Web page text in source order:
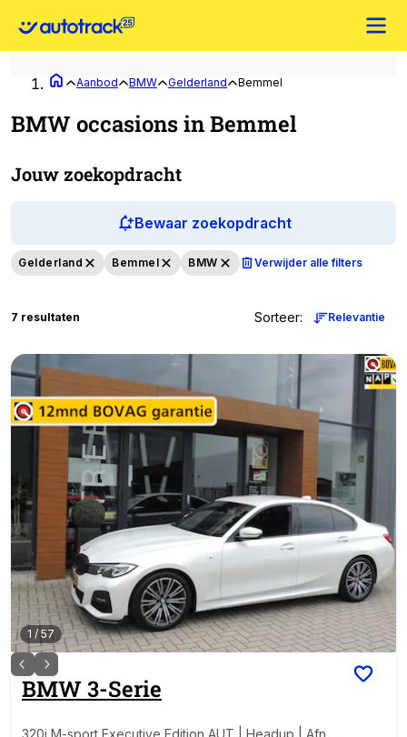
Aanbod BMW Gelderland Bemmel
BMW occasions in Bemmel
Jouw zoekopdracht
Bewaar zoekopdracht
Gelderland Bemmel BMW Verwijder alle filters
7 resultaten Sorteer: Relevantie
1 /57
BMW3-Serie
320i M-sport Executive Edition AUT | Headup | Afn.th